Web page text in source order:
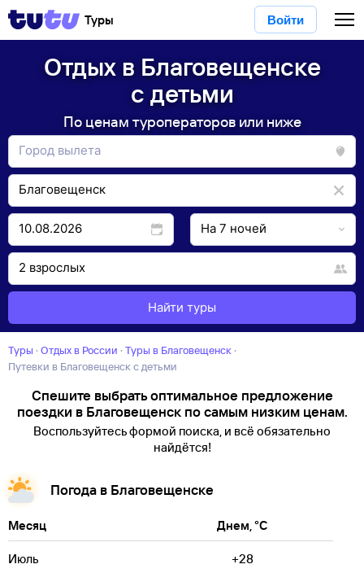
Туры Войти
Отдых в Благовещенске
с детьми
По ценам туроператоров или ниже
Найти туры
Туры · Отдых в России · Туры в Благовещенск ·
Путевки в Благовещенск с детьми
Спешите выбрать оптимальное предложение
поездки в Благовещенск по самым низким ценам.
Воспользуйтесь формой поиска, и всё обязательно
найдётся!
Погода в Благовещенске
Месяц Днем, °C
Июль
+28